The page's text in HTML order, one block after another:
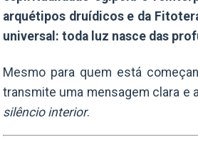
arquétipos druídicose da
universal: toda luz nasce das
Mesmo para quem está
transmite uma mensagem clara e
silêncio interior.